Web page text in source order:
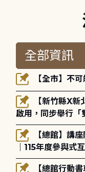
【全市】不
啟用，同步舉行「
躍參加(115年8月
｜115年度參與式
場！